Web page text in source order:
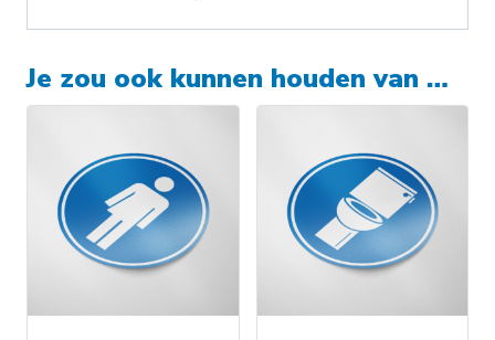
Je zou ook kunnen houden van …